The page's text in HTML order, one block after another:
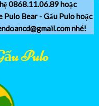
0868.11.06.89 hoặc
Pulo Bear - Gấu Pulo hoặc
nhé!
Pulo